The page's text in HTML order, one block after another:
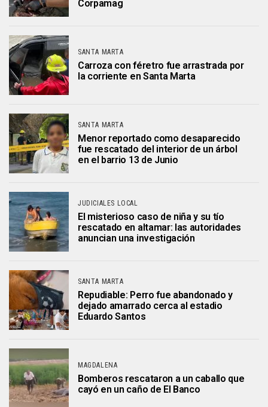
Corpamag
SANTA MARTA
Carroza con féretro fue arrastrada por
la corriente en Santa Marta
SANTA MARTA
Menor reportado como desaparecido
fue rescatado del interior de un árbol
en el barrio 13 de Junio
JUDICIALES LOCAL
El misterioso caso de niña y su tío
rescatado en altamar: las autoridades
anuncian una investigación
SANTA MARTA
Repudiable: Perro fue abandonado y
dejado amarrado cerca al estadio
Eduardo Santos
MAGDALENA
Bomberos rescataron a un caballo que
cayó en un caño de El Banco